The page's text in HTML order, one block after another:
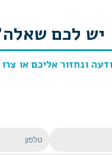
יש לכם
ונחזור אליכםאו